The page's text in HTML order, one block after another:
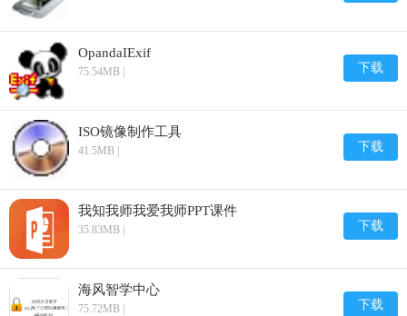
OpandaIExif
75.54MB | 下载
ISO镜像制作工具
41.5MB | 下载
我知我师我爱我师PPT课件
35.83MB | 下载
海风智学中心
75.72MB | 下载